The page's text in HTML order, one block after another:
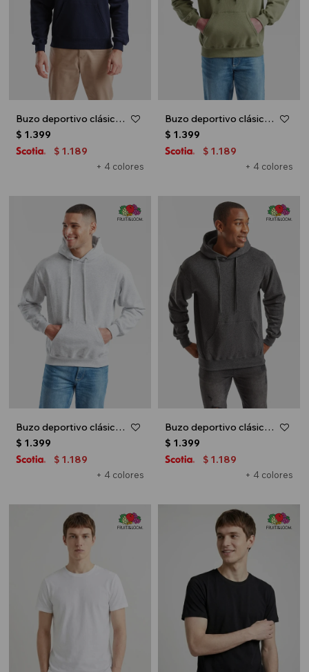
Buzo deportivo clásico con capucha - Azul marino
+ 4 colores
$ 1.399
$ 1.189
Buzo deportivo clásico con capucha - Verde oliva
+ 4 colores
$ 1.399
$ 1.189
Buzo deportivo clásico con capucha - Gris melange claro
+ 4 colores
$ 1.399
$ 1.189
Buzo deportivo clásico con capucha - Gris melange oscuro
+ 4 colores
$ 1.399
$ 1.189